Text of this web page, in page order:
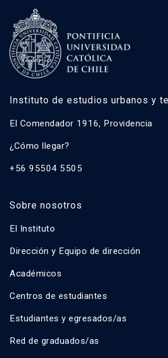
Instituto de estudios urbanos y
El Comendador 1916, Providencia
¿Cómo llegar?
+56 95504 5505
Sobre nosotros
El Instituto
Dirección y Equipo de dirección
Académicos
Centros de estudiantes
Estudiantes y egresados/as
Red de graduados/as